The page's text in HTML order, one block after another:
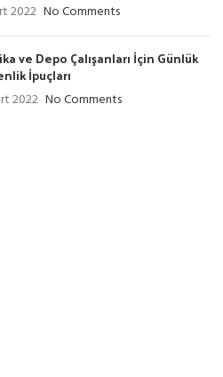
2022 No Comments
ve Depo Çalışanları İçin Günlük
İpuçları
2022 No Comments